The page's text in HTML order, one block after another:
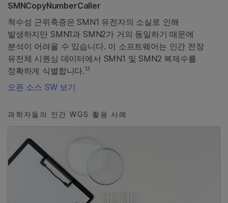
SMNCopyNumberCaller
척수성 근위축증은 SMN1 유전자의 소실로 인해
발생하지만 SMN1과 SMN2가 거의 동일하기 때문에
분석이 어려울 수 있습니다. 이 소프트웨어는 인간 전장
유전체 시퀀싱 데이터에서 SMN1 및 SMN2 복제수를
정확하게 식별합니다.13
오픈 소스 SW 보기
과학자들의 인간 WGS 활용 사례